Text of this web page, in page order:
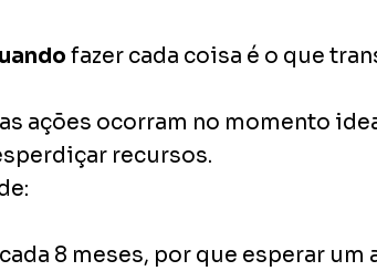
fazer cada coisa é o que
ações ocorram no momento
recursos.
8 meses, por que esperar um